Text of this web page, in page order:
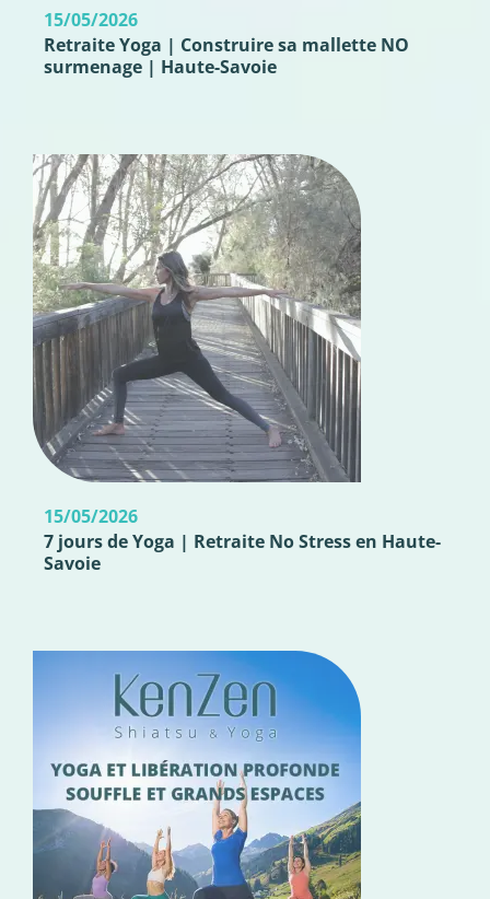
15/05/2026
Retraite Yoga | Construire sa mallette NO
surmenage | Haute-Savoie
15/05/2026
7 jours de Yoga | Retraite No Stress en Haute-
Savoie